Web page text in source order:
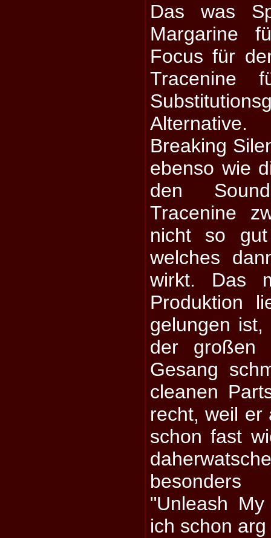
Das was
Margarine
Focus für
Tracenine
Breaking
ebenso wie
den
Tracenine
nicht so
welches
wirkt. Das
Produktion
gelungen
der großen
Gesang
cleanen
recht, weil er
schon fast
"Unleash
ich schon